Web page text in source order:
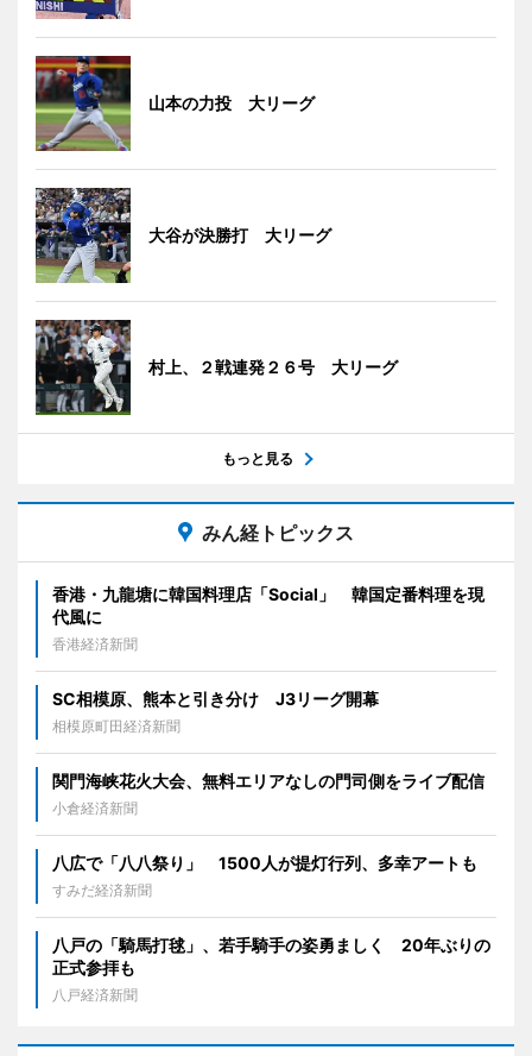
山本の力投 大リーグ
大谷が決勝打 大リーグ
村上、２戦連発２６号 大リーグ
もっと見る
みん経トピックス
香港・九龍塘に韓国料理店「Social」 韓国定番料理を現
代風に
香港経済新聞
SC相模原、熊本と引き分け J3リーグ開幕
相模原町田経済新聞
関門海峡花火大会、無料エリアなしの門司側をライブ配信
小倉経済新聞
八広で「八八祭り」 1500人が提灯行列、多幸アートも
すみだ経済新聞
八戸の「騎馬打毬」、若手騎手の姿勇ましく 20年ぶりの
正式参拝も
八戸経済新聞